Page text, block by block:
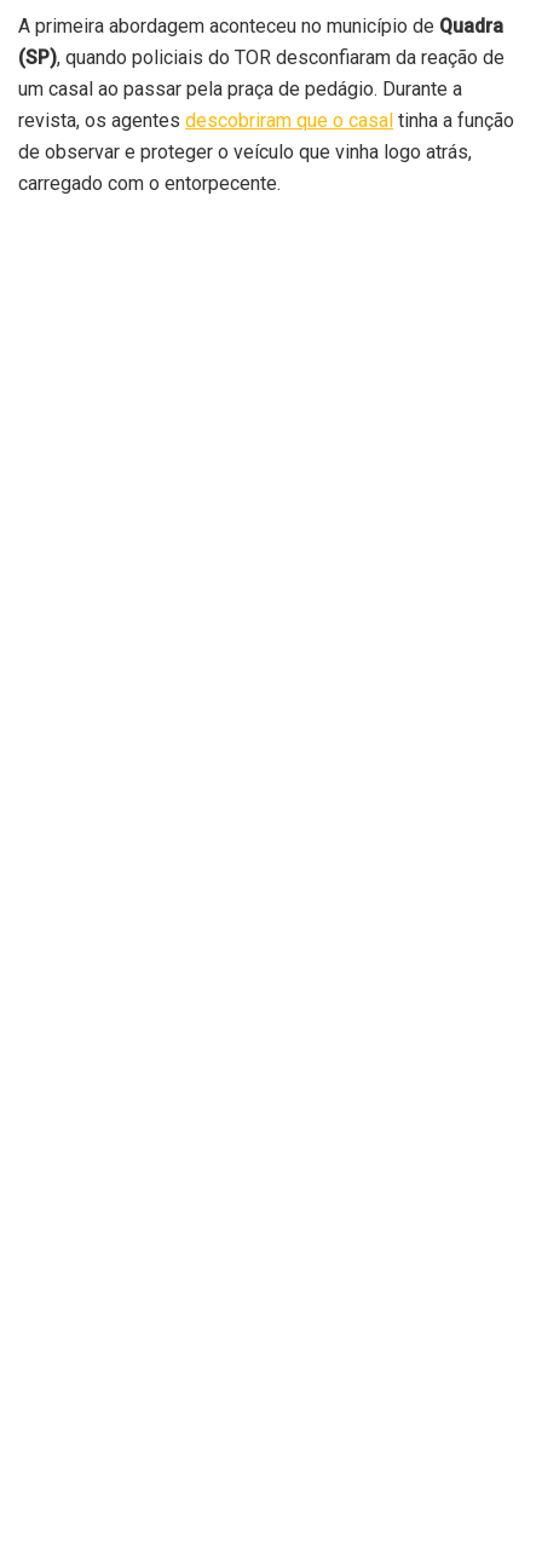
A primeira abordagem aconteceu no município de Quadra
(SP), quando policiais do TOR desconfiaram da reação de
um casal ao passar pela praça de pedágio. Durante a
revista, os agentes descobriram que o casal tinha a função
de observar e proteger o veículo que vinha logo atrás,
carregado com o entorpecente.